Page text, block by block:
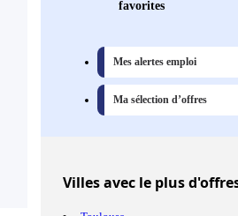
favorites
Mes alertes emploi
Ma sélection d’offres
Villesavec le plus